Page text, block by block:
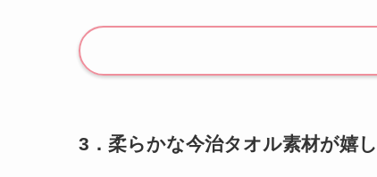
3．柔らかな今治タオル素材が嬉